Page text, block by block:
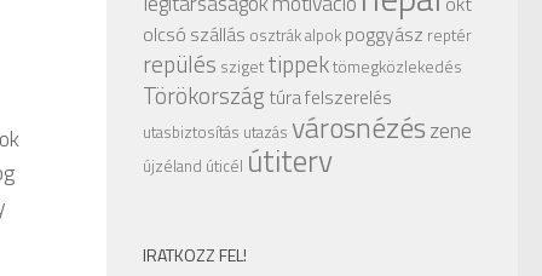
olcsó szállás osztrák alpok poggyász reptér
repülés sziget tippektömegközlekedés
Törökország túra felszerelés
utasbiztosítás utazás városnézészene
újzéland úticél útiterv
IRATKOZZ FEL!